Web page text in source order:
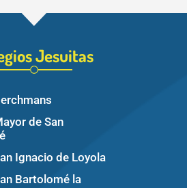
Jesuitas
de San
Ignacio de Loyola
Bartolomé la